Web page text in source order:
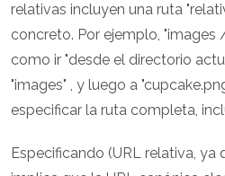
relativas incluyen una ruta
concreto. Por ejemplo, "images
como ir "desde el directorio
"images" , y luego a
especificar la ruta completa,
Especificando (URL relativa, ya